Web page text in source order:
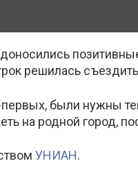
доносились
решилась
первых, были нужны
на родной город,
УНИАН.